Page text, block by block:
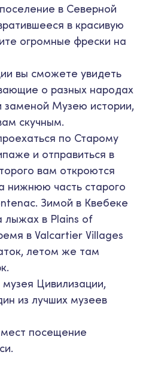
в Северной
в красивую
огромные фрески на
вы сможете увидеть
о разных народах
заменой Музею истории,
скучным.
по Старому
и отправиться в
вам откроются
нижнюю часть старого
Зимой в Квебеке
лыжах в Plains of
в Valcartier Villages
летом же там
Цивилизации,
из лучших музеев
посещение